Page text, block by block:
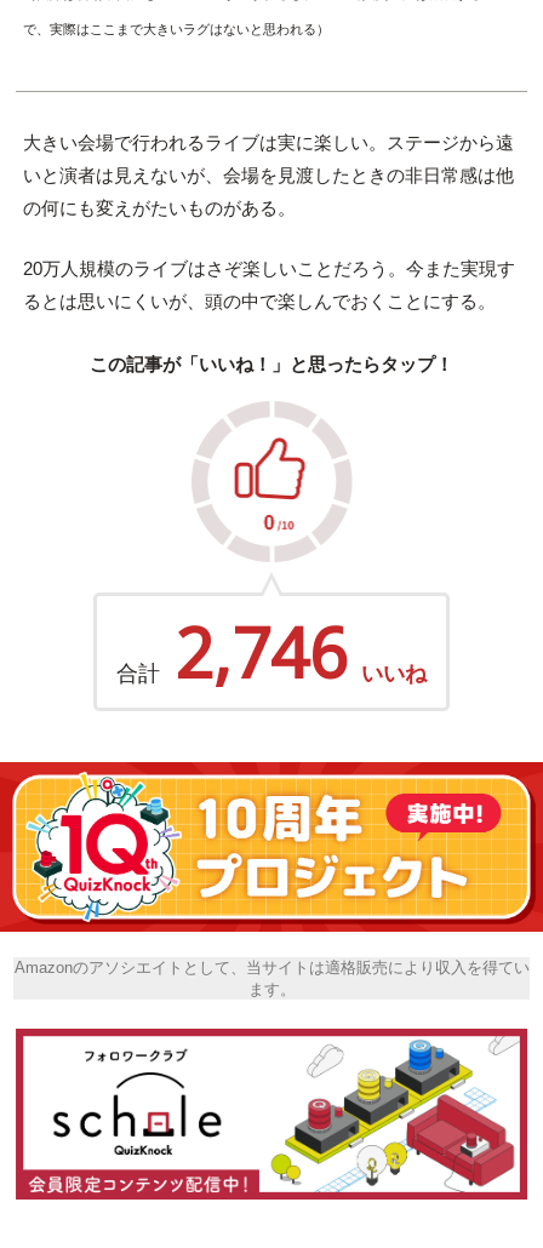
で、実際はここまで大きいラグはないと思われる）
大きい会場で行われるライブは実に楽しい。ステージから遠
いと演者は見えないが、会場を見渡したときの非日常感は他
の何にも変えがたいものがある。
20万人規模のライブはさぞ楽しいことだろう。今また実現す
るとは思いにくいが、頭の中で楽しんでおくことにする。
この記事が「いいね！」と思ったらタップ！
合計 2,746 いいね
Amazonのアソシエイトとして、当サイトは適格販売により収入を得てい
ます。